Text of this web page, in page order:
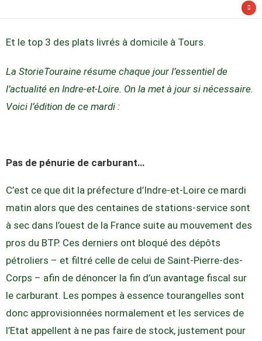
Et le top 3 des plats livrés à domicile à Tours.
La StorieTouraine résume chaque jour l’essentiel de
l’actualité en Indre-et-Loire. On la met à jour si nécessaire.
Voici l’édition de ce mardi :
Pas de pénurie de carburant…
C’est ce que dit la préfecture d’Indre-et-Loire ce mardi
matin alors que des centaines de stations-service sont
à sec dans l’ouest de la France suite au mouvement des
pros du BTP. Ces derniers ont bloqué des dépôts
pétroliers – et filtré celle de celui de Saint-Pierre-des-
Corps – afin de dénoncer la fin d’un avantage fiscal sur
le carburant. Les pompes à essence tourangelles sont
donc approvisionnées normalement et les services de
l’Etat appellent à ne pas faire de stock, justement pour